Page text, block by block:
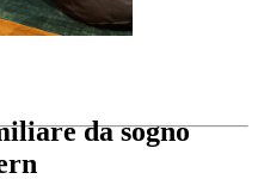
da sogno